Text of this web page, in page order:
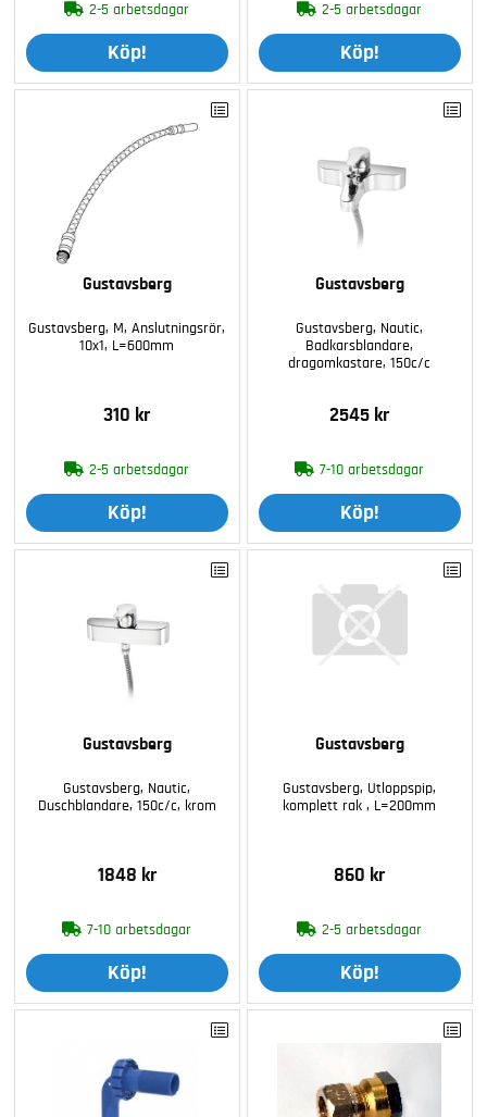
2-5 arbetsdagar
Köp!
2-5 arbetsdagar
Köp!
Gustavsberg
Gustavsberg, M, Anslutningsrör,
10x1, L=600mm
310 kr
2-5 arbetsdagar
Köp!
Gustavsberg
Gustavsberg, Nautic,
Badkarsblandare,
dragomkastare, 150c/c
2545 kr
7-10 arbetsdagar
Köp!
Gustavsberg
Gustavsberg, Nautic,
Duschblandare, 150c/c, krom
1848 kr
7-10 arbetsdagar
Köp!
Gustavsberg
Gustavsberg, Utloppspip,
komplett rak , L=200mm
860 kr
2-5 arbetsdagar
Köp!